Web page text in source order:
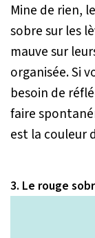
Mine de rien,
sobre sur les
mauve sur
organisée. Si
besoin de
faire
est la couleur
3. Le rouge